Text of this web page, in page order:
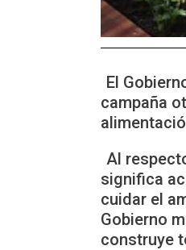
El
campaña
Al
significa
cuidar el
Gobierno
construye